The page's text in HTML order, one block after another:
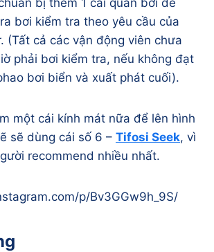
bị thêm 1 cái quần bơi để
bơi kiểm tra theo yêu cầu của
(Tất cả các vận động viên chưa
phải bơi kiểm tra, nếu không đạt
bơi biển và xuất phát cuối).
một cái kính mát nữa để lên hình
sẽ dùng cái số 6 – Tifosi Seek, vì
recommend nhiều nhất.
p/Bv3GGw9h_9S/